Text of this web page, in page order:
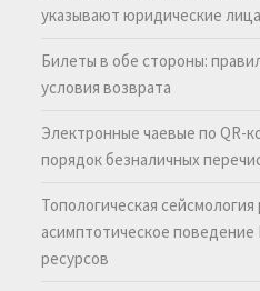
указывают юридические лица
Билеты в обе стороны:
условия возврата
Электронные чаевые по QR-
порядок безналичных
Топологическая
асимптотическое
ресурсов